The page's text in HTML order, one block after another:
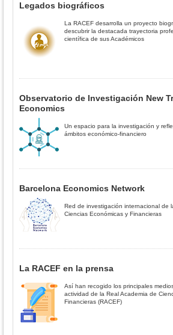
Legados biográficos
La RACEF desarrolla un proyecto
descubrir la destacada trayectoria
científica de sus Académicos
Observatorio de Investigación New
Economics
Un espacio para la investigación y
ámbitos económico-financiero
Barcelona Economics Network
Red de investigación internacional de
Ciencias Económicas y Financieras
La RACEF en la prensa
Así han recogido los principales
actividad de la Real Academia de
Financieras (RACEF)